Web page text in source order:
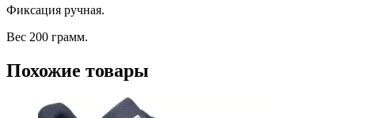
Фиксация ручная.
Вес 200 грамм.
Похожие товары